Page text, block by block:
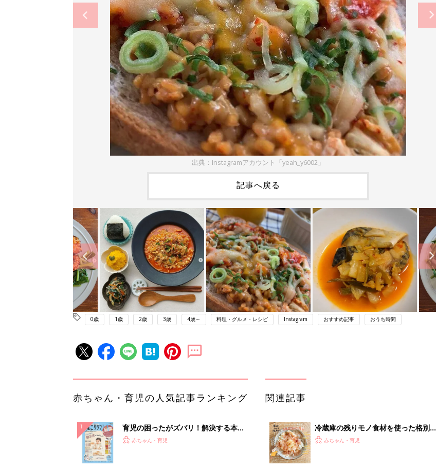
出典：Instagramアカウント「yeah_y6002」
記事へ戻る
0歳 1歳 2歳 3歳 4歳～ 料理・グルメ・レシピ Instagram おすすめ記事 おうち時間
赤ちゃん・育児の人気記事ランキング
育児の困ったがズバリ！解決する本
『ひよこクラブ 秋号』 4カ月～2才
赤ちゃん・育児
関連記事
冷蔵庫の残りモノ食材を使った格別メ
ニュー！激うま5選！
赤ちゃん・育児